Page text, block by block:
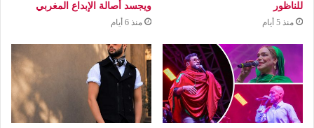
للناظور
منذ 5 أيام
ويجسد أصالة الإبداع المغربي
منذ 6 أيام